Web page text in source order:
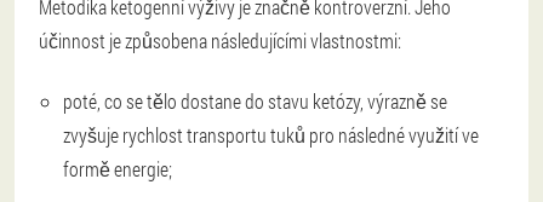
Metodika ketogenní výživy je značně kontroverzní. Jeho
účinnost je způsobena následujícími vlastnostmi:
poté, co se tělo dostane do stavu ketózy, výrazně se
zvyšuje rychlost transportu tuků pro následné využití ve
formě energie;